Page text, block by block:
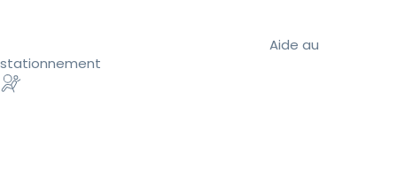
Aide au
stationnement